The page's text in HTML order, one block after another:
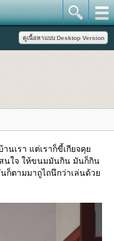
นเรา แต่เราก็ขี้เกียจคุ
นใจ ให้ขนมมันกิน มันก็กิน
ก็ตามมาถูไถนึกว่าเล่นด้ว